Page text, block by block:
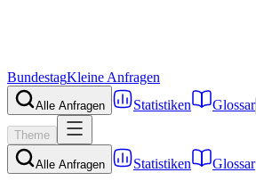
BundestagKleine Anfragen
Alle Anfragen Statistiken Glossar
Theme
Alle Anfragen Statistiken Glossar